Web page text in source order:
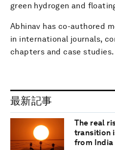
green hydrogen and
Abhinav has co-authored
in international journals,
chapters and case studies.
最新記事
The real
transition
from India